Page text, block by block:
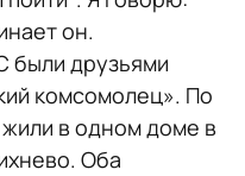
он.
были друзьями
комсомолец». По
в одном доме в
Оба